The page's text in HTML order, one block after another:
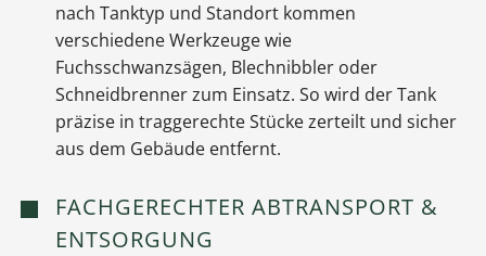
nach Tanktyp und Standort kommen
verschiedene Werkzeuge wie
Fuchsschwanzsägen, Blechnibbler oder
Schneidbrenner zum Einsatz. So wird der Tank
präzise in traggerechte Stücke zerteilt und sicher
aus dem Gebäude entfernt.
FACHGERECHTER ABTRANSPORT &
ENTSORGUNG